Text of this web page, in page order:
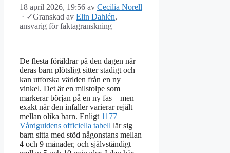
18 april 2026, 19:56 av Cecilia Norell
· ✓Granskad av Elin Dahlén,
ansvarig för faktagranskning
De flesta föräldrar på den dagen när
deras barn plötsligt sitter stadigt och
kan utforska världen från en ny
vinkel. Det är en milstolpe som
markerar början på en ny fas – men
exakt när den infaller varierar rejält
mellan olika barn. Enligt 1177
Vårdguidens officiella tabell lär sig
barn sitta med stöd någonstans mellan
4 och 9 månader, och självständigt